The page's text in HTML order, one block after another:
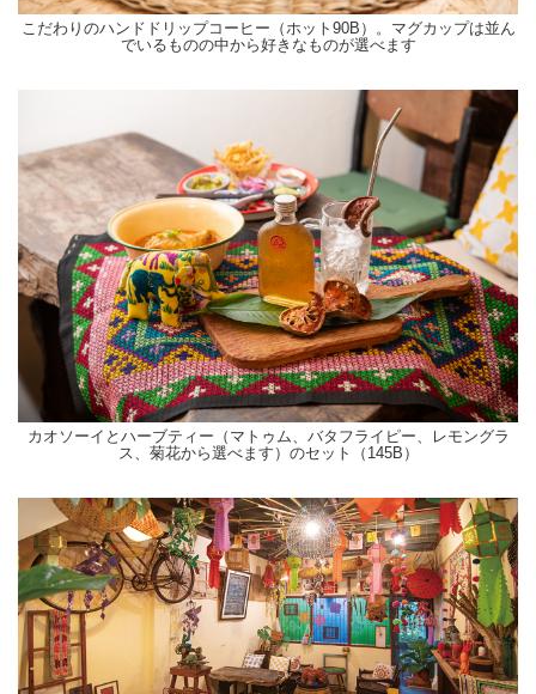
こだわりのハンドドリップコーヒー（ホット90B）。マグカップは並ん
でいるものの中から好きなものが選べます
カオソーイとハーブティー（マトゥム、バタフライピー、レモングラ
ス、菊花から選べます）のセット（145B）